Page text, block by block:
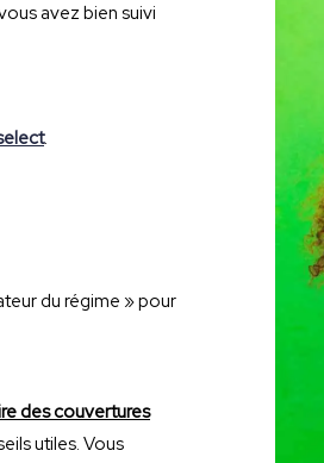
avez bien suivi
.
du régime » pour
des couvertures
utiles. Vous